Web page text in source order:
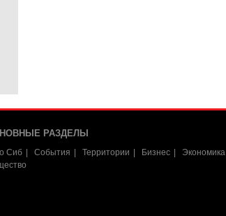
РАЗДЕЛЫ
Сиб События Территории Бизнес
Экономика